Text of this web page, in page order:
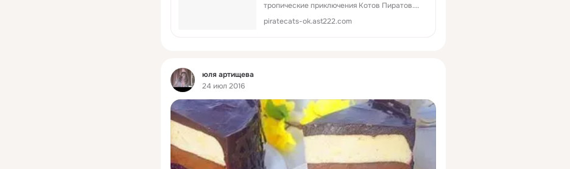
тропические приключения Котов Пиратов.
Пройдите все испытания и найдите
легендарные Алмазы Острова Сокровищ.
piratecats-ok.ast222.com
Фид
юля артищева
24 июл 2016